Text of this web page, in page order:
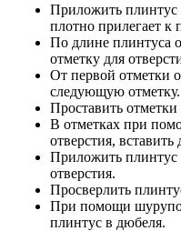
Приложить плинтус
плотно прилегает к
По длине плинтуса
отметку для
От первой отметки
следующую отметку.
Проставить
В отметках при
отверстия, вставить
Приложить плинтус
отверстия.
Просверлить
При помощи
плинтус в дюбеля.